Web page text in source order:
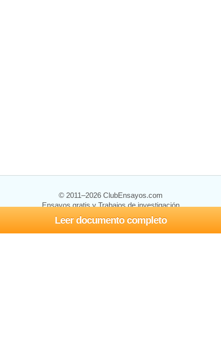
Leer documento completo
© 2011–2026 ClubEnsayos.com
Ensayos gratis y Trabajos de investigación